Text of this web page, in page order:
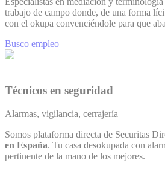
trabajo de campo donde, de una forma
con el okupa convenciéndole para que
Busco empleo
Técnicos en seguridad
Alarmas, vigilancia, cerrajería
Somos plataforma directa de Securitas
en España. Tu casa desokupada con
pertinente de la mano de los mejores.